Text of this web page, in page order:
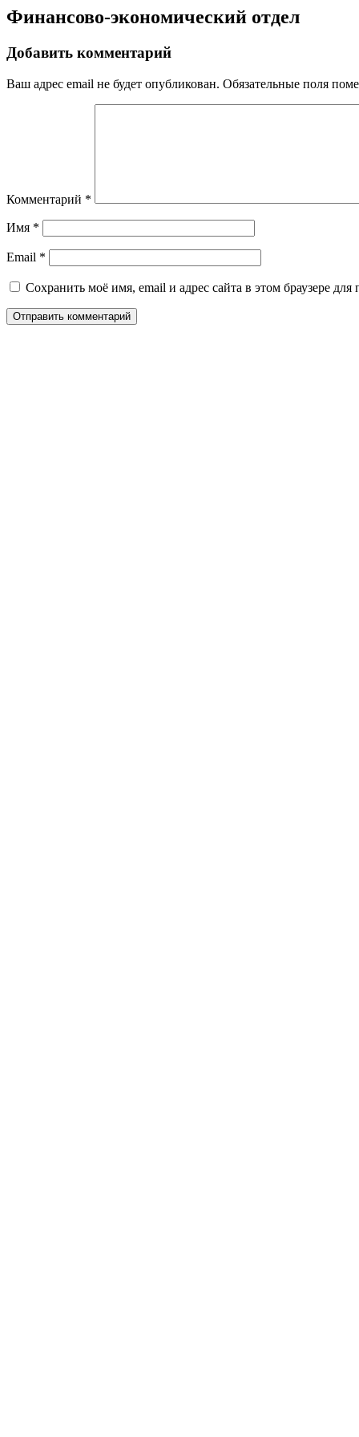
Финансово-экономический отдел
Добавить комментарий
Ваш адрес email не будет опубликован. Обязательные поля
Комментарий *
Имя *
Email *
Сохранить моё имя, email и адрес сайта в этом браузере